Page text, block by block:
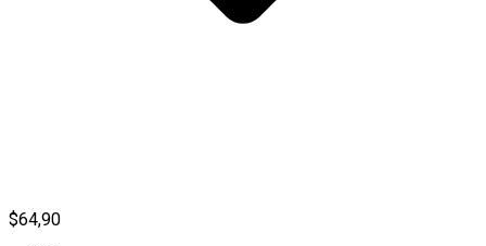
$64,90